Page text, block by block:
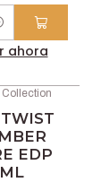
ahora
EDP